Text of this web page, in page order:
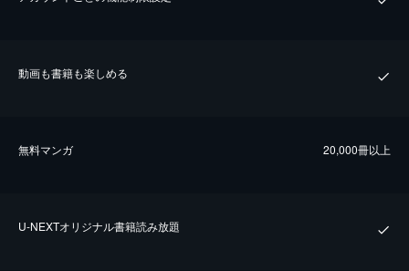
動画も書籍も楽しめる
無料マンガ 20,000冊以上
U-NEXTオリジナル書籍読み放題